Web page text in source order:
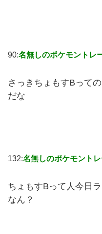
90:名無しのポケモントレ
さっきちょもすBって
だな
132:名無しのポケモント
ちょもすBって人今日
なん？